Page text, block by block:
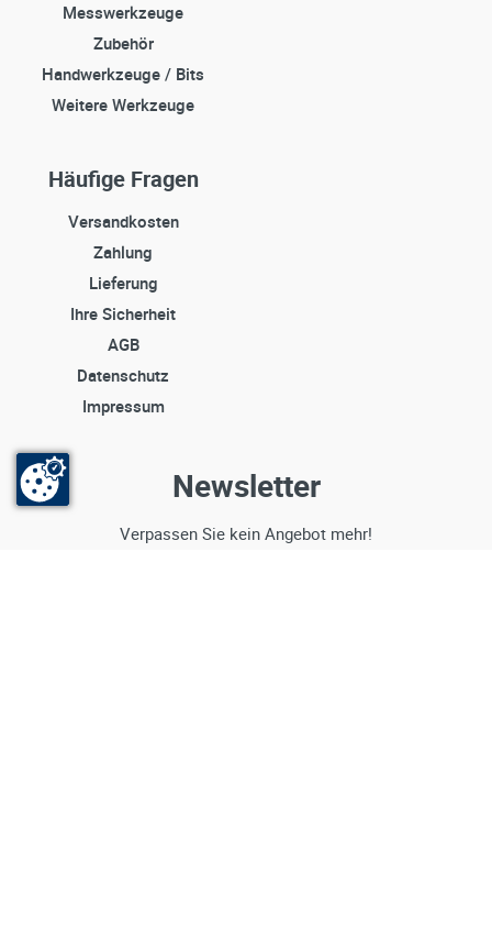
Messwerkzeuge
Zubehör
Handwerkzeuge / Bits
Weitere Werkzeuge
Häufige Fragen
Versandkosten
Zahlung
Lieferung
Ihre Sicherheit
AGB
Datenschutz
Impressum
Newsletter
Verpassen Sie kein Angebot mehr!